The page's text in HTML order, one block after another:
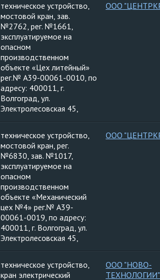
техническое устройство,
мостовой кран, зав.
№2762, рег. №1661,
эксплуатируемое на
опасном
производственном
объекте «Цех литейный»
рег.№ А39-00061-0010, по
адресу: 400011, г.
Волгоград, ул.
Электролесовская 45,
ООО
техническое устройство,
мостовой кран, рег.
№6830, зав. №1017,
эксплуатируемое на
опасном
производственном
объекте «Механический
цех №4» рег.№ А39-
00061-0019, по адресу:
400011, г. Волгоград, ул.
Электролесовская 45,
ООО
техническое устройство,
кран электрический
ООО "НОВО-
ТЕХНОЛОГИИ"